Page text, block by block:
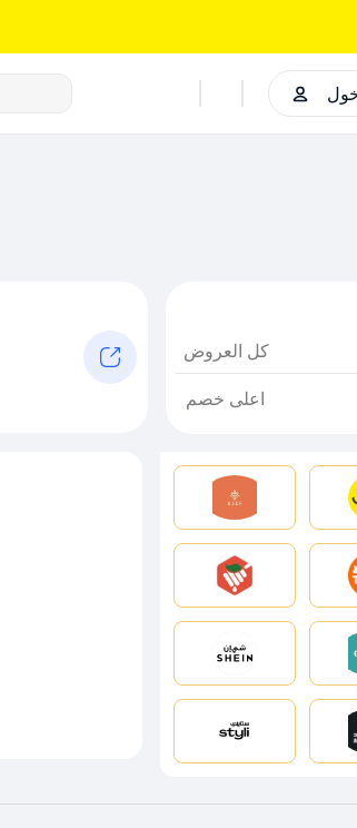
كل العروض
اعلى خصم